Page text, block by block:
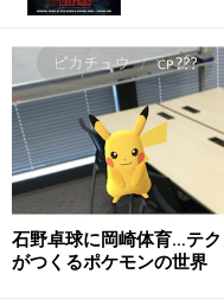
け』（2002年）を掲載
Lissaのお母さんは、
ィ番組「うわさのチ
ピンと来る人も多い
こ、シェリー、マギー
と出ていました。現在
ェリーのデビュー曲は
べきは、彼女がディ
石野卓球に岡崎体育…テク
がつくるポケモンの世界